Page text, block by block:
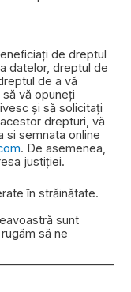
de dreptul
datelor, dreptul de
de a vă
vă opuneți
și să solicitați
drepturi, vă
si semnata online
. De asemenea,
justiției.
în străinătate.
sunt
să ne